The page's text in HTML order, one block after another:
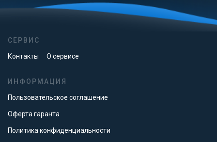
СЕРВИС
Контакты О сервисе
ИНФОРМАЦИЯ
Пользовательское соглашение
Оферта гаранта
Политика конфиденциальности